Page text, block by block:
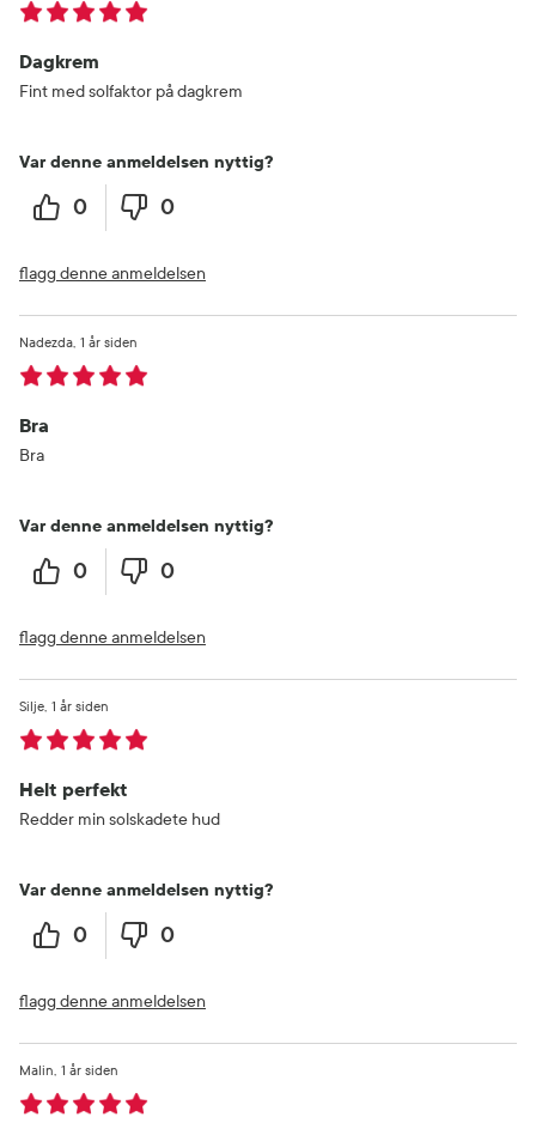
Dagkrem
Fint med solfaktor på dagkrem
Var denne anmeldelsen nyttig?
0 0
flagg denne anmeldelsen
Bra
1 år siden
Nadezda
Bra
Var denne anmeldelsen nyttig?
0 0
flagg denne anmeldelsen
Helt perfekt
1 år siden
Silje
Redder min solskadete hud
Var denne anmeldelsen nyttig?
0 0
flagg denne anmeldelsen
1 år siden
Malin